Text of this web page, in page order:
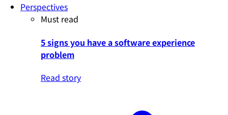
Perspectives
Must read
5 signs you have a software experience
problem
Read story